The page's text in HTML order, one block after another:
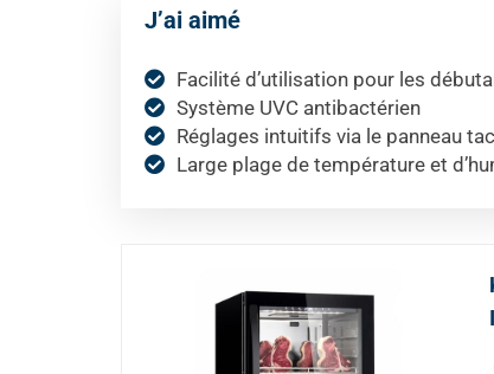
J’ai aimé
Facilité d’utilisation pour les
Système UVC antibactérien
Réglages intuitifs via le panneau
Large plage de température et